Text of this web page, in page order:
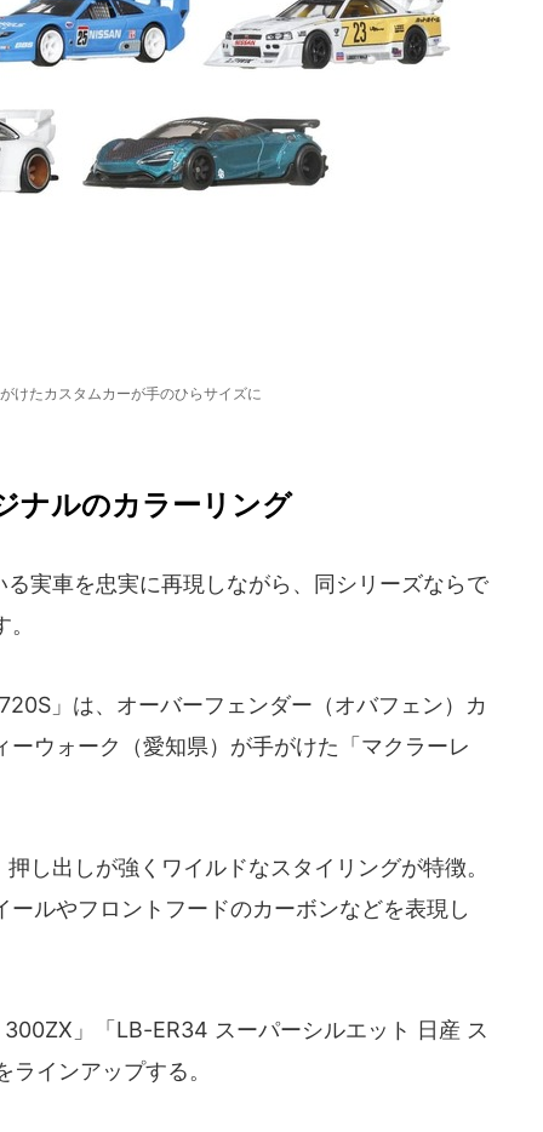
けたカスタムカーが手のひらサイズに
ナルのカラーリング
実車を忠実に再現しながら、同シリーズならで
」は、オーバーフェンダー（オバフェン）カ
ウォーク（愛知県）が手がけた「マクラーレ
し出しが強くワイルドなスタイリングが特徴。
ルやフロントフードのカーボンなどを表現し
」「LB-ER34 スーパーシルエット 日産 ス
インアップする。